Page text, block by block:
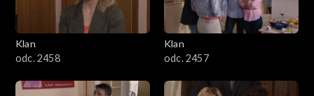
Klan
odc. 2458
Klan
odc. 2457